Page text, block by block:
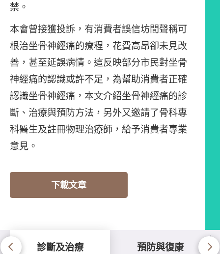
禁。
本會曾接獲投訴，有消費者誤信坊間聲稱可
根治坐骨神經痛的療程，花費高昂卻未見改
善，甚至延誤病情。這反映部分市民對坐骨
神經痛的認識或許不足，為幫助消費者正確
認識坐骨神經痛，本文介紹坐骨神經痛的診
斷、治療與預防方法，另外又邀請了骨科專
科醫生及註冊物理治療師，給予消費者專業
意見。
下載文章
診斷及治療 預防與復康